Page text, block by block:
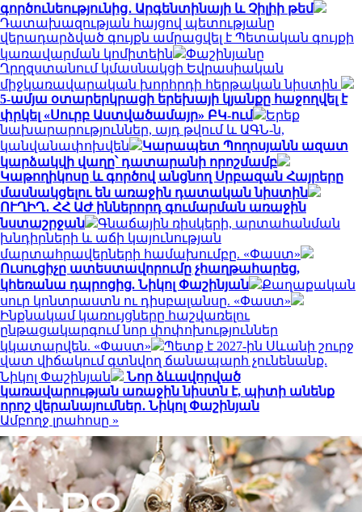
գործունեությունից․ Արգենտինայի և Չիլիի թեմ
Դատախազության հայցով պետությանը
վերադարձված գույքն ամրացվել է Պետական գույքի
կառավարման կոմիտեին
Փաշինյանը
Ղրղզստանում կմասնակցի Եվրասիական
միջկառավարական խորհրդի հերթական նիստին
5-ամյա օտարերկրացի երեխայի կյանքը հաջողվել է
փրկել «Սուրբ Աստվածամայր» ԲԿ-ում
Երեք
նախարարություններ, այդ թվում և ԱԳՆ-ն,
կանվանափոխվեն
Կարապետ Պողոսյանն ազատ
կարձակվի վաղը՝ դատարանի որոշմամբ
Կաթողիկոսը և գործով անցնող Սրբազան Հայրերը
մասնակցելու են առաջին դատական նիստին
ՈՒՂԻՂ․ ՀՀ ԱԺ իններորդ գումարման առաջին
նստաշրջան
Գնաճային ռիսկերի, արտահանման
խնդիրների և աճի կայունության
մարտահրավերների համախումբը. «Փաստ»
Ուսուցիչը ատեստավորումը չհաղթահարեց,
կհեռանա դպրոցից. Նիկոլ Փաշինյան
Քաղաքական
սուր կոնտրաստն ու դիսբալանսը. «Փաստ»
Ինքնակամ կառույցները հաշվառելու
ընթացակարգում նոր փոփոխություններ
կկատարվեն. «Փաստ»
Պետք է 2027-ին Սևանի շուրջ
վատ վիճակում գտնվող ճանապարհ չունենանք.
Նիկոլ Փաշինյան
Նոր ձևավորված
կառավարության առաջին նիստն է, պիտի անենք
որոշ վերանայումներ․ Նիկոլ Փաշինյան
Ամբողջ լրահոսը »